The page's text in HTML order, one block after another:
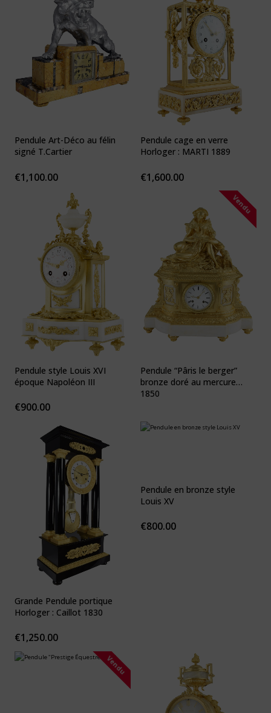
Pendule Art-Déco au félin
signé T.Cartier
€1,100.00
Pendule cage en verre
Horloger : MARTI 1889
€1,600.00
Pendule style Louis XVI
époque Napoléon III
€900.00
Vendu
Pendule “Pâris le berger”
bronze doré au mercure
1850
Grande Pendule portique
Horloger : Caillot 1830
€1,250.00
Pendule en bronze style
Louis XV
€800.00
Vendu